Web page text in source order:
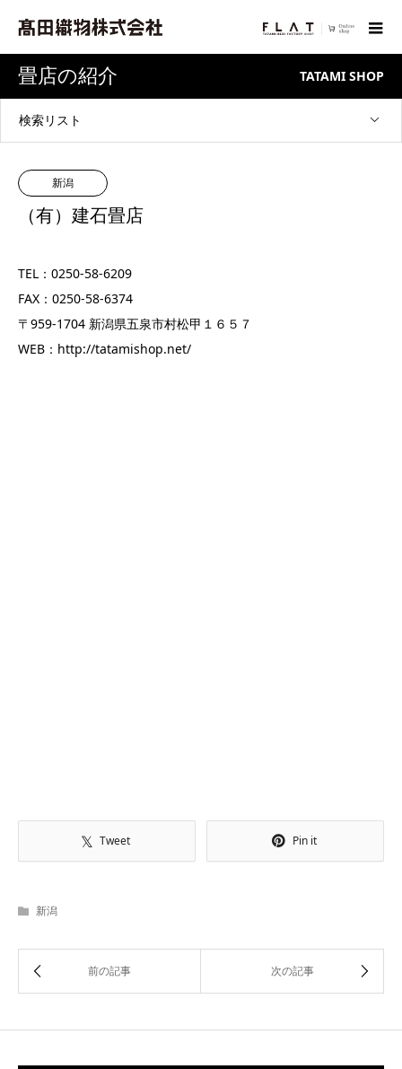
畳店の紹介 TATAMI SHOP
検索リスト
新潟
（有）建石畳店
TEL：0250-58-6209
FAX：0250-58-6374
〒959-1704 新潟県五泉市村松甲１６５７
WEB： http://tatamishop.net/
Tweet Pin it
新潟